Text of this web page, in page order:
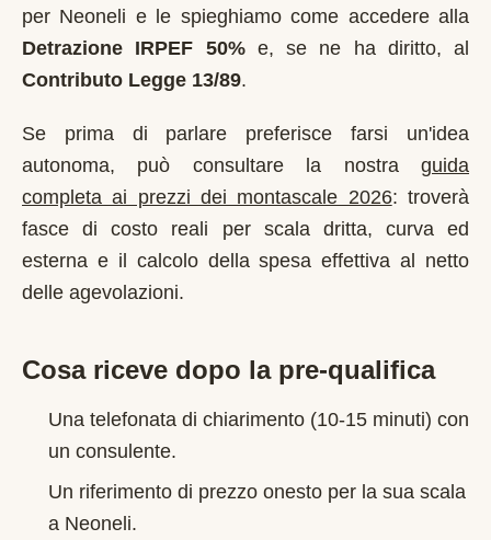
per Neoneli e le spieghiamo come accedere alla
Detrazione IRPEF 50%e, se ne ha diritto, al
Contributo Legge 13/89.
Se prima di parlare preferisce farsi un'idea
autonoma, può consultare la nostra
guida
completa ai prezzi dei montascale 2026: troverà
fasce di costo reali per scala dritta, curva ed
esterna e il calcolo della spesa effettiva al netto
delle agevolazioni.
Cosa riceve dopo la pre-qualifica
Una telefonata di chiarimento (10-15 minuti) con
un consulente.
Un riferimento di prezzo onesto per la sua scala
a Neoneli.